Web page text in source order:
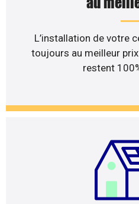
L’installation de votre
toujours au meilleur
restent